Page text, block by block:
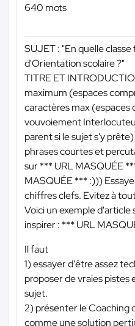
640 mots
SUJET : "En quelle
d'Orientation scolaire ?"
TITRE ET
maximum (espaces
caractères max (espaces
vouvoiement
parent si le sujet s'y
phrases courtes et
sur*** URL MASQUÉE
MASQUÉE *** :)))
chiffres clefs. Evitez à
Voici un exemple d'article
inspirer : *** URL
Il faut
1) essayer d'être assez
proposer de vraies pistes
sujet.
2) présenter le Coaching
comme une solution